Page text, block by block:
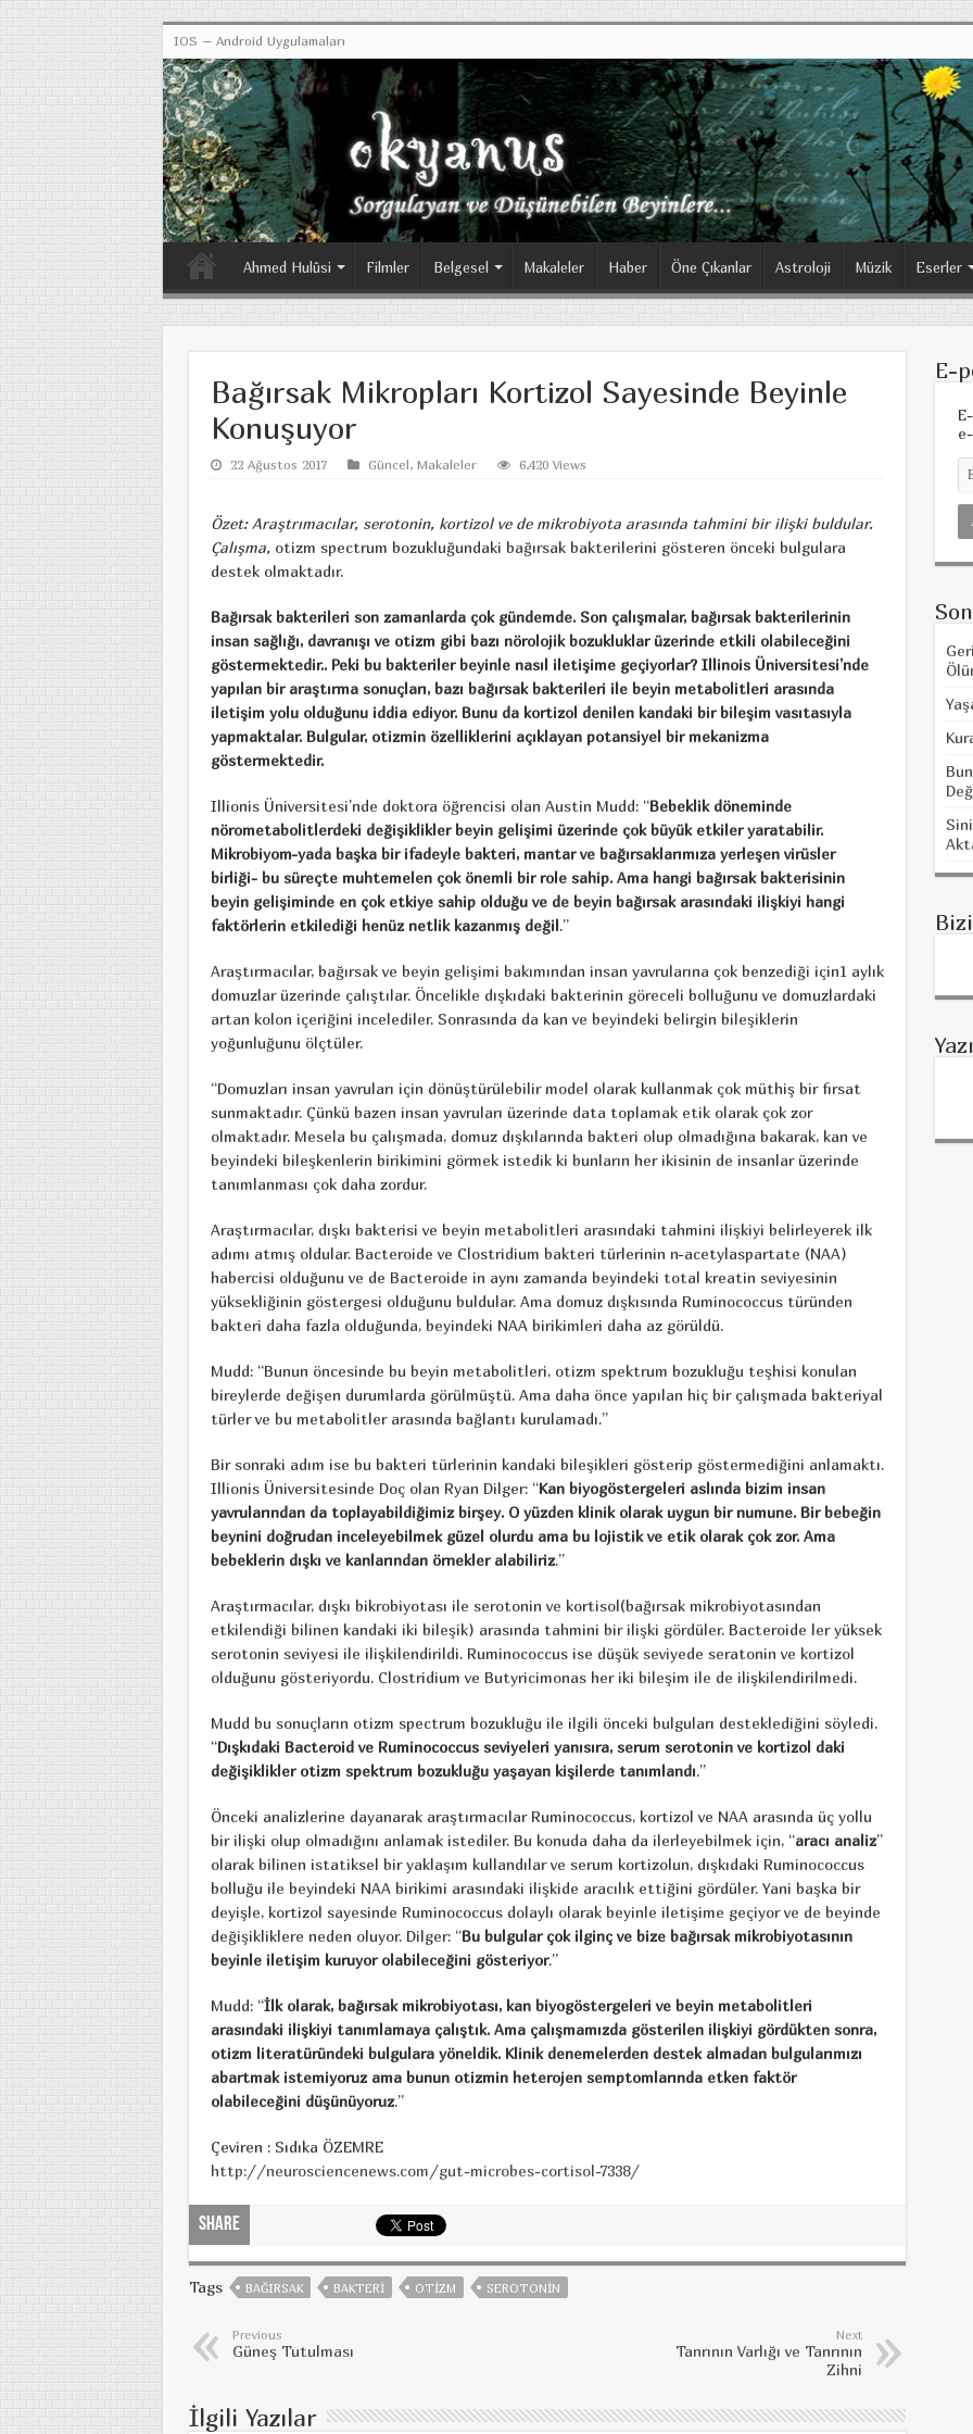
IOS – Android Uygulamaları
Ahmed Hulûsi Filmler Belgesel Makaleler Haber Öne Çıkanlar Astroloji Müzik Eserler
Bağırsak Mikropları Kortizol Sayesinde Beyinle
Konuşuyor
22 Ağustos 2017 Güncel, Makaleler 6,420 Views
Özet: Araştrımacılar, serotonin, kortizol ve de mikrobiyota arasında tahmini bir ilişki buldular.
Çalışma, otizm spectrum bozukluğundaki bağırsak bakterilerini gösteren önceki bulgulara
destek olmaktadır.
Bağırsak bakterileri son zamanlarda çok gündemde. Son çalışmalar, bağırsak bakterilerinin
insan sağlığı, davranışı ve otizm gibi bazı nörolojik bozukluklar üzerinde etkili olabileceğini
göstermektedir.. Peki bu bakteriler beyinle nasıl iletişime geçiyorlar? Illinois Üniversitesi’nde
yapılan bir araştırma sonuçları, bazı bağırsak bakterileri ile beyin metabolitleri arasında
iletişim yolu olduğunu iddia ediyor. Bunu da kortizol denilen kandaki bir bileşim vasıtasıyla
yapmaktalar. Bulgular, otizmin özelliklerini açıklayan potansiyel bir mekanizma
göstermektedir.
Illionis Üniversitesi’nde doktora öğrencisi olan Austin Mudd: “Bebeklik döneminde
nörometabolitlerdeki değişiklikler beyin gelişimi üzerinde çok büyük etkiler yaratabilir.
Mikrobiyom-yada başka bir ifadeyle bakteri, mantar ve bağırsaklarımıza yerleşen virüsler
birliği- bu süreçte muhtemelen çok önemli bir role sahip. Ama hangi bağırsak bakterisinin
beyin gelişiminde en çok etkiye sahip olduğu ve de beyin bağırsak arasındaki ilişkiyi hangi
faktörlerin etkilediği henüz netlik kazanmış değil.”
Araştırmacılar, bağırsak ve beyin gelişimi bakımından insan yavrularına çok benzediği için1 aylık
domuzlar üzerinde çalıştılar. Öncelikle dışkıdaki bakterinin göreceli bolluğunu ve domuzlardaki
artan kolon içeriğini incelediler. Sonrasında da kan ve beyindeki belirgin bileşiklerin
yoğunluğunu ölçtüler.
“Domuzları insan yavruları için dönüştürülebilir model olarak kullanmak çok müthiş bir fırsat
sunmaktadır. Çünkü bazen insan yavruları üzerinde data toplamak etik olarak çok zor
olmaktadır. Mesela bu çalışmada, domuz dışkılarında bakteri olup olmadığına bakarak, kan ve
beyindeki bileşkenlerin birikimini görmek istedik ki bunların her ikisinin de insanlar üzerinde
tanımlanması çok daha zordur.
Araştırmacılar, dışkı bakterisi ve beyin metabolitleri arasındaki tahmini ilişkiyi belirleyerek ilk
adımı atmış oldular. Bacteroide ve Clostridium bakteri türlerinin n-acetylaspartate (NAA)
habercisi olduğunu ve de Bacteroide in aynı zamanda beyindeki total kreatin seviyesinin
yüksekliğinin göstergesi olduğunu buldular. Ama domuz dışkısında Ruminococcus türünden
bakteri daha fazla olduğunda, beyindeki NAA birikimleri daha az görüldü.
Mudd: “Bunun öncesinde bu beyin metabolitleri, otizm spektrum bozukluğu teşhisi konulan
bireylerde değişen durumlarda görülmüştü. Ama daha önce yapılan hiç bir çalışmada bakteriyal
türler ve bu metabolitler arasında bağlantı kurulamadı.”
Bir sonraki adım ise bu bakteri türlerinin kandaki bileşikleri gösterip göstermediğini anlamaktı.
Illionis Üniversitesinde Doç olan Ryan Dilger: “Kan biyogöstergeleri aslında bizim insan
yavrularından da toplayabildiğimiz birşey. O yüzden klinik olarak uygun bir numune. Bir bebeğin
beynini doğrudan inceleyebilmek güzel olurdu ama bu lojistik ve etik olarak çok zor. Ama
bebeklerin dışkı ve kanlarından örnekler alabiliriz.”
Araştırmacılar, dışkı bikrobiyotası ile serotonin ve kortisol(bağırsak mikrobiyotasından
etkilendiği bilinen kandaki iki bileşik) arasında tahmini bir ilişki gördüler. Bacteroide ler yüksek
serotonin seviyesi ile ilişkilendirildi. Ruminococcus ise düşük seviyede seratonin ve kortizol
olduğunu gösteriyordu. Clostridium ve Butyricimonas her iki bileşim ile de ilişkilendirilmedi.
Mudd bu sonuçların otizm spectrum bozukluğu ile ilgili önceki bulguları desteklediğini söyledi.
“Dışkıdaki Bacteroid ve Ruminococcus seviyeleri yanısıra, serum serotonin ve kortizol daki
değişiklikler otizm spektrum bozukluğu yaşayan kişilerde tanımlandı.”
Önceki analizlerine dayanarak araştırmacılar Ruminococcus, kortizol ve NAA arasında üç yollu
bir ilişki olup olmadığını anlamak istediler. Bu konuda daha da ilerleyebilmek için, “aracı analiz”
olarak bilinen istatiksel bir yaklaşım kullandılar ve serum kortizolun, dışkıdaki Ruminococcus
bolluğu ile beyindeki NAA birikimi arasındaki ilişkide aracılık ettiğini gördüler. Yani başka bir
deyişle, kortizol sayesinde Ruminococcus dolaylı olarak beyinle iletişime geçiyor ve de beyinde
değişikliklere neden oluyor. Dilger: “Bu bulgular çok ilginç ve bize bağırsak mikrobiyotasının
beyinle iletişim kuruyor olabileceğini gösteriyor.”
Mudd: “İlk olarak, bağırsak mikrobiyotası, kan biyogöstergeleri ve beyin metabolitleri
arasındaki ilişkiyi tanımlamaya çalıştık. Ama çalışmamızda gösterilen ilişkiyi gördükten sonra,
otizm literatüründeki bulgulara yöneldik. Klinik denemelerden destek almadan bulgularımızı
abartmak istemiyoruz ama bunun otizmin heterojen semptomlarında etken faktör
olabileceğini düşünüyoruz.”
Çeviren : Sıdıka ÖZEMRE
http://neurosciencenews.com/gut-microbes-cortisol-7338/
Share
Tags BAĞIRSAK BAKTERI OTIZM SEROTONIN
Previous
Güneş Tutulması
Next
Tanrının Varlığı ve Tanrının
Zihni
İlgili Yazılar
E-
Yazı